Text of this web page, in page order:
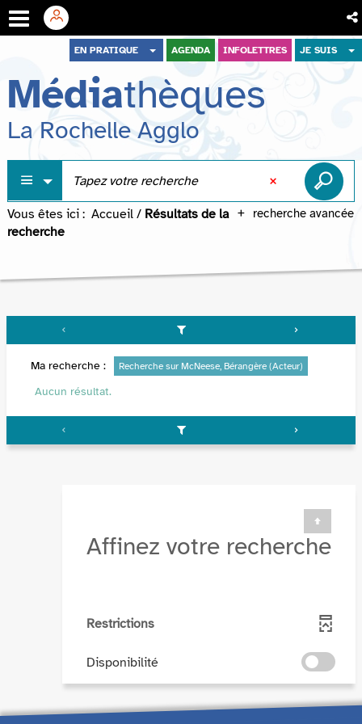
menu
contenu
recherche
EN PRATIQUE AGENDA INFOLETTRES JE SUIS
Médiathèques
La Rochelle Agglo
recherche avancée
Vous êtes ici : Accueil / Résultats de la
recherche
Ma recherche : Recherche sur McNeese, Bérangère (Acteur)
Aucun résultat.
Affinez votre recherche
Restrictions
Disponibilité
-
ajouter